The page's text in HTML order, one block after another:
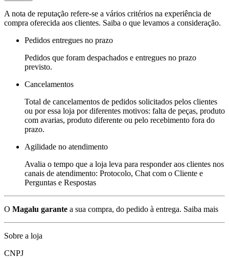
A nota de reputação refere-se a vários critérios na experiência de
compra oferecida aos clientes. Saiba o que levamos a consideração.
Pedidos entregues no prazo
Pedidos que foram despachados e entregues no prazo
previsto.
Cancelamentos
Total de cancelamentos de pedidos solicitados pelos clientes
ou por essa loja por diferentes motivos: falta de peças, produto
com avarias, produto diferente ou pelo recebimento fora do
prazo.
Agilidade no atendimento
Avalia o tempo que a loja leva para responder aos clientes nos
canais de atendimento: Protocolo, Chat com o Cliente e
Perguntas e Respostas
O Magalu garante a sua compra, do pedido à entrega. Saiba mais
Sobre a loja
CNPJ